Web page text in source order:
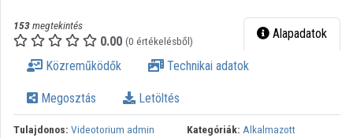
Intézményi listák
Intézmények
Közreműködők
153megtekintés
0.00 (0 értékelésből) Alapadatok
Közreműködők Technikai adatok
Megosztás Letöltés
Tulajdonos: Videotorium admin Kategóriák: Alkalmazott